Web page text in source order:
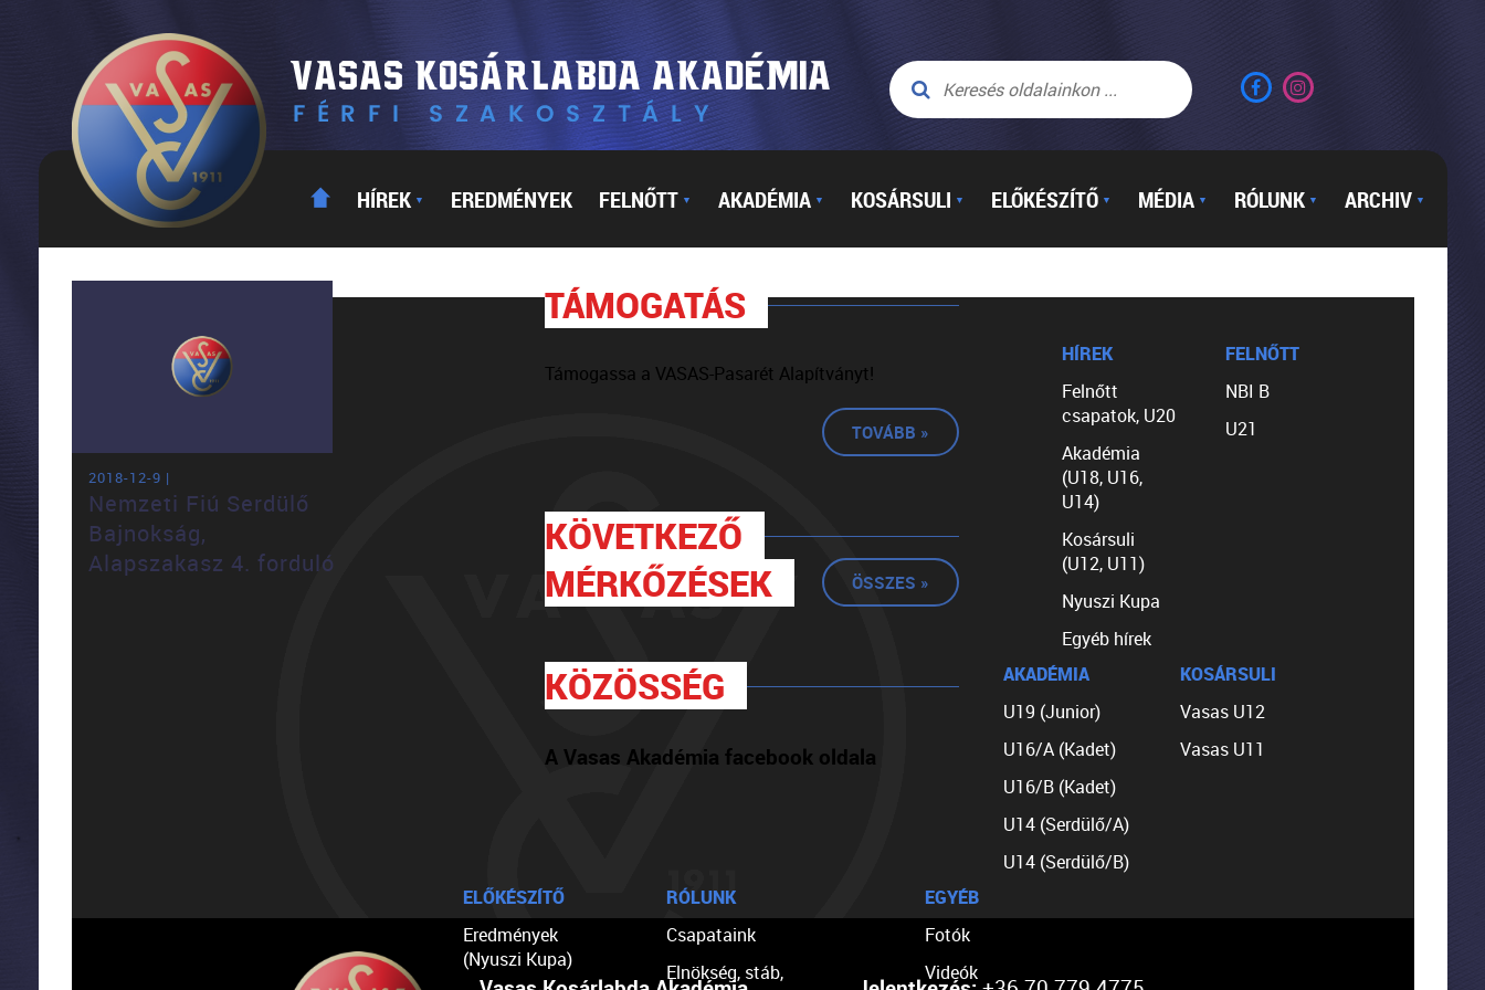
HÍREK ▼ EREDMÉNYEK FELNŐTT ▼ AKADÉMIA ▼ KOSÁRSULI ▼ ELŐKÉSZÍTŐ ▼ MÉDIA ▼ RÓLUNK ▼ ARCHIV ▼
2018-12-9 |
Nemzeti Fiú Serdülő
Bajnokság,
Alapszakasz 4. forduló
TÁMOGATÁS
Támogassa a VASAS-Pasarét Alapítványt!
TOVÁBB »
KÖVETKEZŐ
MÉRKŐZÉSEK
ÖSSZES »
KÖZÖSSÉG
A Vasas Akadémia facebook oldala
HÍREK
Felnőtt
csapatok, U20
Akadémia
(U18, U16,
U14)
Kosársuli
(U12, U11)
Nyuszi Kupa
Egyéb hírek
FELNŐTT
NBI B
U21
AKADÉMIA
U19 (Junior)
U16/A (Kadet)
U16/B (Kadet)
U14 (Serdülő/A)
U14 (Serdülő/B)
KOSÁRSULI
Vasas U12
Vasas U11
ELŐKÉSZÍTŐ
Eredmények
(Nyuszi Kupa)
RÓLUNK
Csapataink
Elnökség, stáb,
EGYÉB
Fotók
Videók